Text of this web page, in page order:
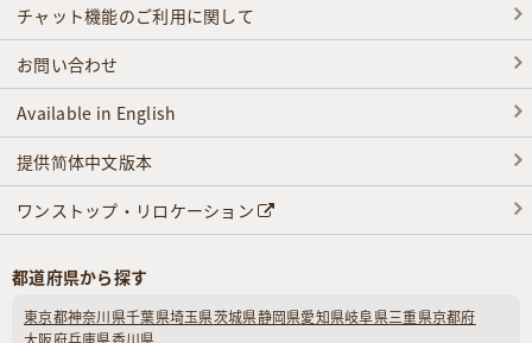
チャット機能のご利用に関して
お問い合わせ
Available in English
提供简体中文版本
ワンストップ・リロケーション
都道府県から探す
東京都神奈川県千葉県埼玉県茨城県静岡県愛知県岐阜県三重県京都府